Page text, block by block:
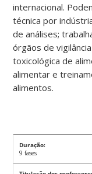
internacional.
técnica por
de análises;
órgãos de
toxicológica de
alimentar e
alimentos.
Duração:
9 fases